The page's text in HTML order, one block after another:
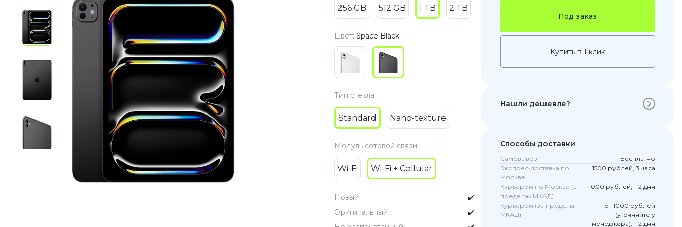
iPhone 13
iPhone 12
iPhone 11
iPhone SE
Pixel 9
Poco
F Series
M Series
Honor 400
Honor Magic 8 Pro
256 GB 512 GB 1 TB 2 TB
Цвет: Space Black
Тип стекла
Standard Nano-texture
Модуль сотовой связи
Wi-Fi Wi-Fi + Cellular
Новый
✔️
Оригинальный
✔️
Под заказ
Купить в 1 клик
Нашли дешевле?
Способы доставки
Самовывоз
Бесплатно
Экспрес-доставка по
Москве
1500 рублей, 3 часа
Курьером по Москве (в
пределах МКАД)
1000 рублей, 1-2 дня
Курьером (за пределы
МКАД)
от 1000 рублей
(уточняйте у
менеджера), 1-2 дня